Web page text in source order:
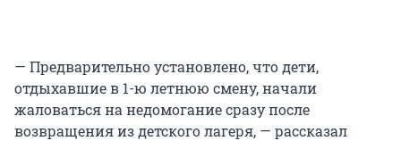
— Предварительно установлено, что дети,
отдыхавшие в 1-ю летнюю смену, начали
жаловаться на недомогание сразу после
возвращения из детского лагеря, — рассказал